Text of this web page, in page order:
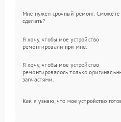
Мне нужен срочный ремонт. Сможете
сделать?
Я хочу, чтобы мое устройство
ремонтировали при мне.
Я хочу, чтобы мое устройство
ремонтировалось только
запчастями.
Как я узнаю, что мое устройство